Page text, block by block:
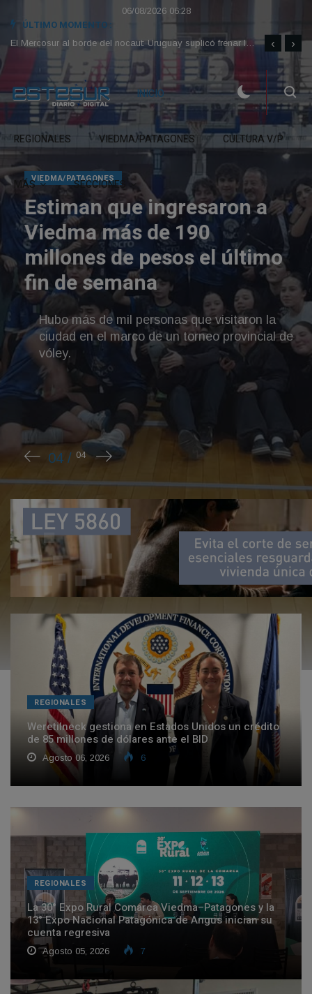
ÚLTIMO MOMENTO :
La revolución china: el boom de la electromovilidad ya pisa fuerte en Córdoba ‹ ›
06/08/2026 06:28
INICIO
REGIONALES VIEDMA/PATAGONES CULTURA V/P
MÁS SECCIONES
de
REGIONALES
Weretilneck gestiona en Estados Unidos un crédito
de 85 millones de dólares ante el BID
Agosto 06, 2026 6
REGIONALES
La 30° Expo Rural Comarca Viedma–Patagones y la
13° Expo Nacional Patagónica de Angus inician su
cuenta regresiva
Agosto 05, 2026 7